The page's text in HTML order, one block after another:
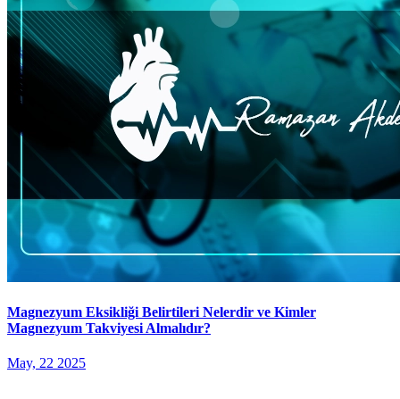
Magnezyum Eksikliği Belirtileri Nelerdir ve Kimler
Magnezyum Takviyesi Almalıdır?
May, 22 2025